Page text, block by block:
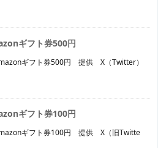
ギフト券500円
ギフト券500円 提供 X（Twitter）
ギフト券100円
ギフト券100円 提供 X（旧Twitte